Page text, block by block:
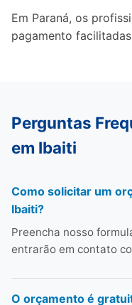
Em Paraná, os
pagamento
Perguntas
em Ibaiti
Como solicitar um
Ibaiti?
Preencha nosso
entrarão em contato
O orçamento é